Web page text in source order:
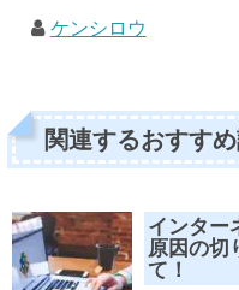
ケンシロウ
関連するおすすめ
インター
原因の切
て！